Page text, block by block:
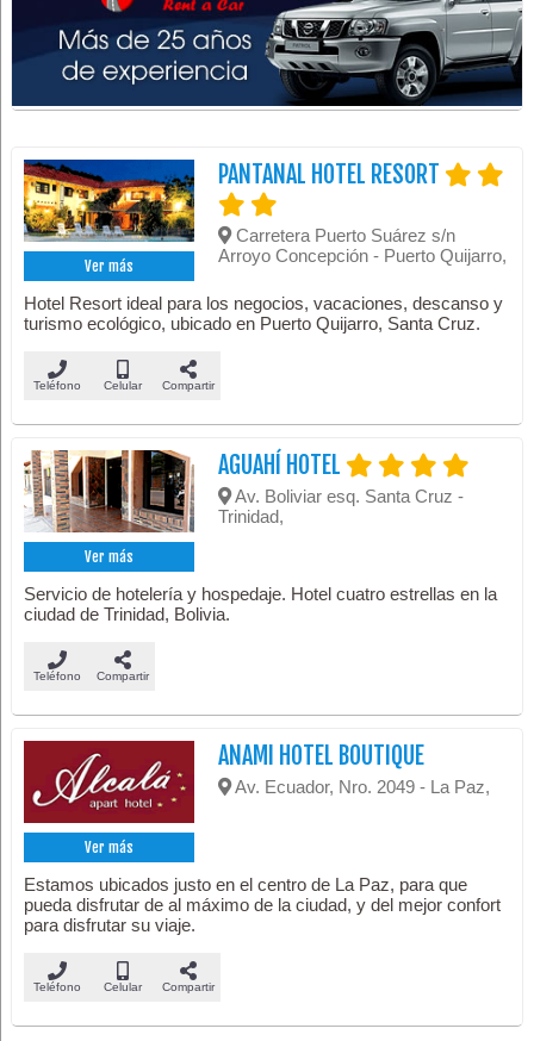
Ver más
PANTANAL HOTEL RESORT
Carretera Puerto Suárez s/n
Arroyo Concepción - Puerto Quijarro,
Hotel Resort ideal para los negocios, vacaciones, descanso y
turismo ecológico, ubicado en Puerto Quijarro, Santa Cruz.
Teléfono Celular Compartir
Ver más
AGUAHÍ HOTEL
Av. Boliviar esq. Santa Cruz -
Trinidad,
Servicio de hotelería y hospedaje. Hotel cuatro estrellas en la
ciudad de Trinidad, Bolivia.
Teléfono Compartir
Ver más
ANAMI HOTEL BOUTIQUE
Av. Ecuador, Nro. 2049 - La Paz,
Estamos ubicados justo en el centro de La Paz, para que
pueda disfrutar de al máximo de la ciudad, y del mejor confort
para disfrutar su viaje.
Teléfono Celular Compartir